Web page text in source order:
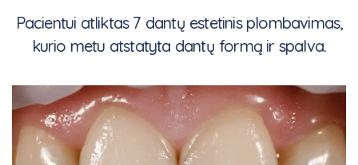
Pacientui atliktas 7 dantų estetinis plombavimas,
kurio metu atstatyta dantų formą ir spalva.